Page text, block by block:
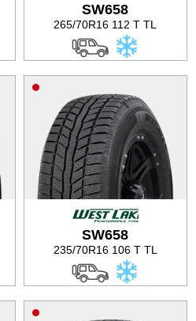
SW658
265/70R16 112 T TL
SW658
235/70R16 106 T TL